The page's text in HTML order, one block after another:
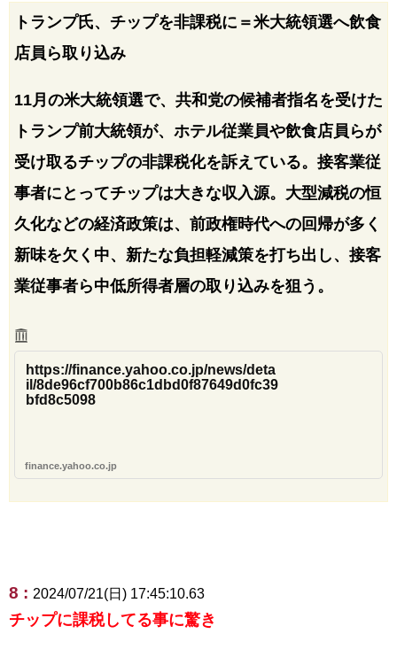
トランプ氏、チップを非課税に＝米大統領選へ飲食
店員ら取り込み
11月の米大統領選で、共和党の候補者指名を受けた
トランプ前大統領が、ホテル従業員や飲食店員らが
受け取るチップの非課税化を訴えている。接客業従
事者にとってチップは大きな収入源。大型減税の恒
久化などの経済政策は、前政権時代への回帰が多く
新味を欠く中、新たな負担軽減策を打ち出し、接客
業従事者ら中低所得者層の取り込みを狙う。
https://finance.yahoo.co.jp/news/deta
il/8de96cf700b86c1dbd0f87649d0fc39
bfd8c5098
finance.yahoo.co.jp
8 : 2024/07/21(日) 17:45:10.63
チップに課税してる事に驚き